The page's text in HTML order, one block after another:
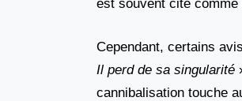
est souvent cité comme
Cependant, certains
Il perd de sa singularité
cannibalisation touche